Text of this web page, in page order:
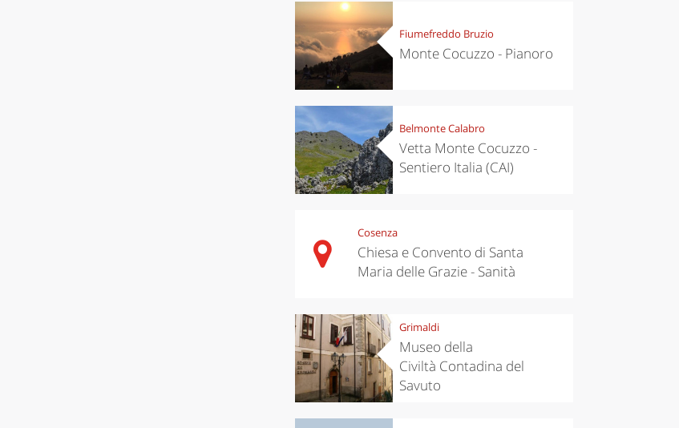
Fiumefreddo Bruzio
Monte Cocuzzo - Pianoro
Belmonte Calabro
Vetta Monte Cocuzzo -
Sentiero Italia (CAI)
Cosenza
Chiesa e Convento di Santa
Maria delle Grazie - Sanità
Grimaldi
Museo della
Civiltà Contadina del
Savuto